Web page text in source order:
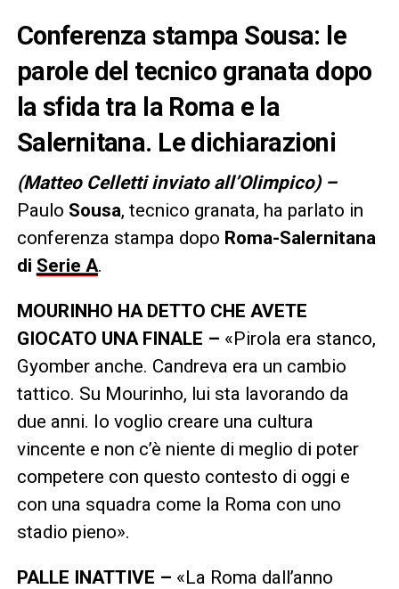
Conferenza stampa Sousa: le
parole del tecnico granata dopo
la sfida tra la Roma e la
Salernitana. Le dichiarazioni
(Matteo Celletti inviato all’Olimpico) –
Paulo Sousa, tecnico granata, ha parlato in
conferenza stampa dopo Roma-Salernitana
di Serie A.
MOURINHO HA DETTO CHE AVETE
GIOCATO UNA FINALE – «Pirola era stanco,
Gyomber anche. Candreva era un cambio
tattico. Su Mourinho, lui sta lavorando da
due anni. Io voglio creare una cultura
vincente e non c’è niente di meglio di poter
competere con questo contesto di oggi e
con una squadra come la Roma con uno
stadio pieno».
PALLE INATTIVE – «La Roma dall’anno